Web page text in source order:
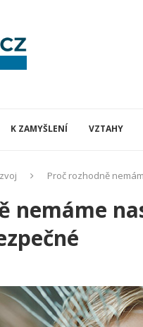
K ZAMYŠLENÍ VZTAHY
Proč rozhodně
nemáme